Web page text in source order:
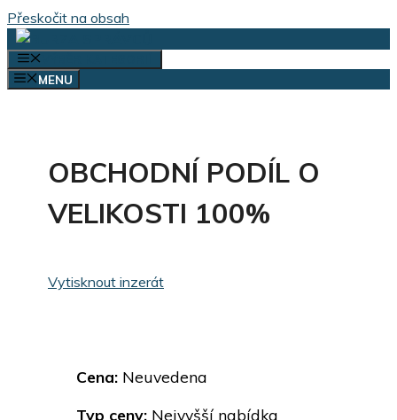
Přeskočit na obsah
MENU
OBCHODNÍ PODÍL O
VELIKOSTI 100%
Vytisknout inzerát
Cena: Neuvedena
Typ ceny: Nejvyšší nabídka